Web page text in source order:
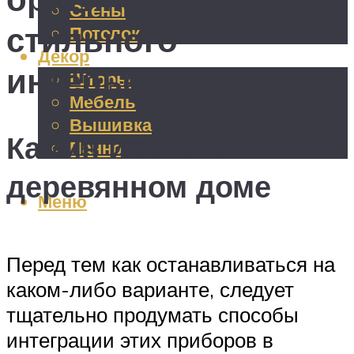
Стены
Потолок
Декор
Шторы
Мебель
Вышивка
Панно
Меню
стильного
интерьера
Камин или печь в
деревянном доме
Перед тем как останавливаться на
каком-либо варианте, следует
тщательно продумать способы
интеграции этих приборов в